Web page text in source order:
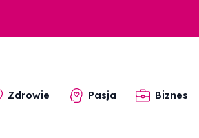
Zdrowie Pasja Biznes